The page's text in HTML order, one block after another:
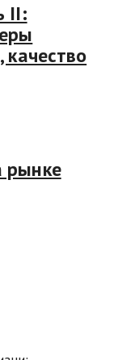
II:
качество
рынке